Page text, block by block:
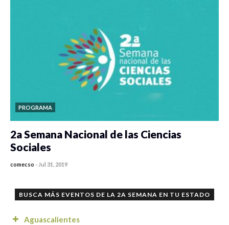
PROGRAMA
2a Semana Nacional de las Ciencias
Sociales
comecso - Jul 31, 2019
BUSCA MÁS EVENTOS DE LA 2A SEMANA EN TU ESTADO
Aguascalientes